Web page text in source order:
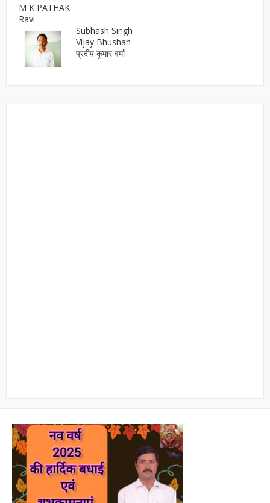
M K PATHAK
Ravi
Subhash Singh
Vijay Bhushan
प्रदीप कुमार वर्मा